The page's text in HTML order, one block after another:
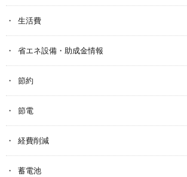
生活費
省エネ設備・助成金情報
節約
節電
経費削減
蓄電池